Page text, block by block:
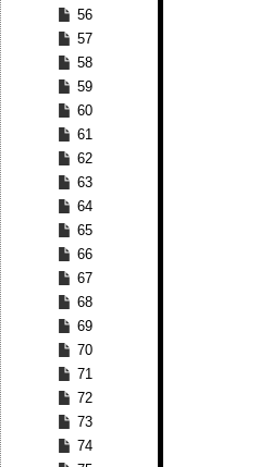
56
57
58
59
60
61
62
63
64
65
66
67
68
69
70
71
72
73
74